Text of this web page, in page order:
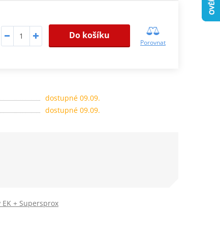
Do košíku
Porovnat
dostupné 09.09.
dostupné 09.09.
EK + Supersprox